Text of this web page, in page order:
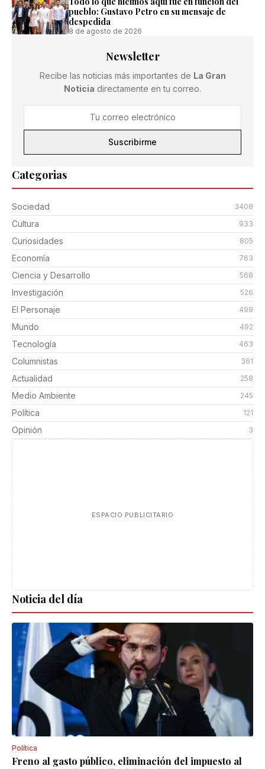
pueblo: Gustavo Petro en su mensaje de
despedida
8 de agosto de 2026
Categorias
Sociedad 3408
Cultura 933
Curiosidades 805
Economía 763
Ciencia y Desarrollo 568
Investigación 526
El Personaje 499
Mundo 492
Tecnología 463
Columnistas 361
Actualidad 258
Medio Ambiente 245
Política 121
Opinión 3
Newsletter
Recibe las noticias más importantes de La Gran
Noticia directamente en tu correo.
Suscribirme
ESPACIO PUBLICITARIO
Noticia del día
Política
Freno al gasto público, eliminación del impuesto al